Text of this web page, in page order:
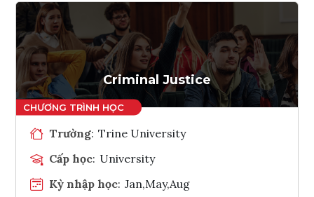
Criminal Justice
Trường: Trine University
Cấp học: University
Kỳ nhập học: Jan,May,Aug